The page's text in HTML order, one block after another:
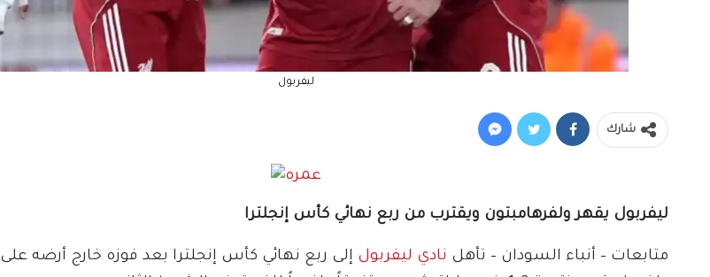
ليفربول
شارك
ليفربول يقهر ولفرهامبتون ويقترب من ربع نهائي كأس إنجلترا
متابعات – أنباء السودان – تأهل نادي ليفربول إلى ربع نهائي كأس إنجلترا بعد فوزه خارج أرضه على